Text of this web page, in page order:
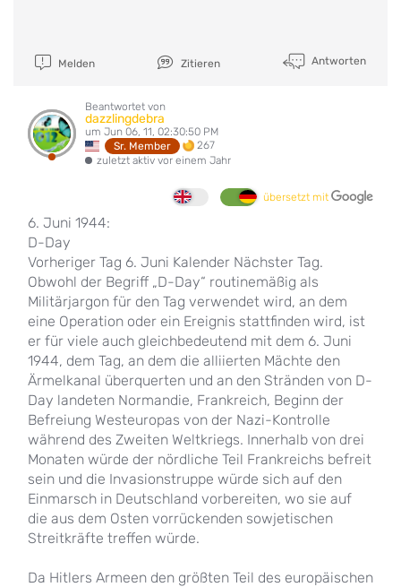
Melden Zitieren Antworten
Beantwortet von
dazzlingdebra
um Jun 06, 11, 02:30:50 PM
Sr. Member
267
zuletzt aktiv vor einem Jahr
übersetzt mit
6. Juni 1944:
D-Day
Vorheriger Tag 6. Juni Kalender Nächster Tag.
Obwohl der Begriff „D-Day“ routinemäßig als
Militärjargon für den Tag verwendet wird, an dem
eine Operation oder ein Ereignis stattfinden wird, ist
er für viele auch gleichbedeutend mit dem 6. Juni
1944, dem Tag, an dem die alliierten Mächte den
Ärmelkanal überquerten und an den Stränden von D-
Day landeten Normandie, Frankreich, Beginn der
Befreiung Westeuropas von der Nazi-Kontrolle
während des Zweiten Weltkriegs. Innerhalb von drei
Monaten würde der nördliche Teil Frankreichs befreit
sein und die Invasionstruppe würde sich auf den
Einmarsch in Deutschland vorbereiten, wo sie auf
die aus dem Osten vorrückenden sowjetischen
Streitkräfte treffen würde.
Da Hitlers Armeen den größten Teil des europäischen